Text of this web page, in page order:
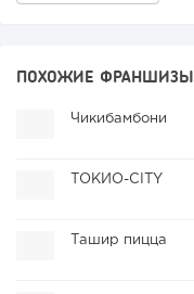
ПОХОЖИЕ ФРАНШИЗЫ
Чикибамбони
TОКИО-CITY
Ташир пицца